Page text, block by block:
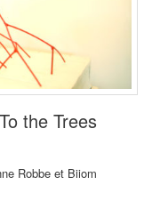
the Trees
Robbe et Biiom